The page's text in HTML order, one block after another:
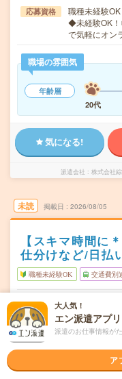
応募資格
職種未経験
◆未経験OK！
で気軽にオン
職場の雰囲気
年齢層
20代
気になる!
派遣会社 株式会社
未読 掲載日 2026/08/05
【スキマ時間に
仕分けなど/日払
職種未経験OK 交通費別
勤務地
新潟県長岡市
押切駅から車5
曜日頻度 シフト制
18:00～22:00
大人気！
エン派遣アプリ
派遣のお仕事情報が
ア